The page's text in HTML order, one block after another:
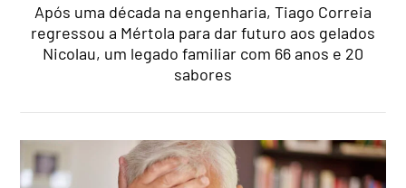
Após uma década na engenharia, Tiago Correia
regressou a Mértola para dar futuro aos gelados
Nicolau, um legado familiar com 66 anos e 20
sabores